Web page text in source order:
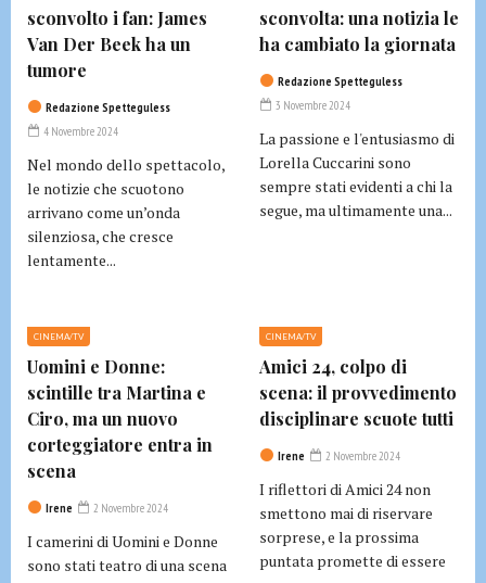
sconvolto i fan: James
Van Der Beek ha un
tumore
Redazione Spetteguless
4 Novembre 2024
Nel mondo dello spettacolo,
le notizie che scuotono
arrivano come un’onda
silenziosa, che cresce
lentamente...
sconvolta: una notizia le
ha cambiato la giornata
Redazione Spetteguless
3 Novembre 2024
La passione e l'entusiasmo di
Lorella Cuccarini sono
sempre stati evidenti a chi la
segue, ma ultimamente una...
CINEMA/TV
Uomini e Donne:
scintille tra Martina e
Ciro, ma un nuovo
corteggiatore entra in
scena
Irene 2 Novembre 2024
I camerini di Uomini e Donne
sono stati teatro di una scena
CINEMA/TV
Amici 24, colpo di
scena: il provvedimento
disciplinare scuote tutti
Irene 2 Novembre 2024
I riflettori di Amici 24 non
smettono mai di riservare
sorprese, e la prossima
puntata promette di essere